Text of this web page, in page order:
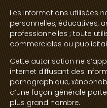
Les informations utilisées
personnelles, éducatives,
professionnelles ; toute
commerciales ou
Cette autorisation ne
internet diffusant des
pornographique,
d’une façon générale
plus grand nombre.